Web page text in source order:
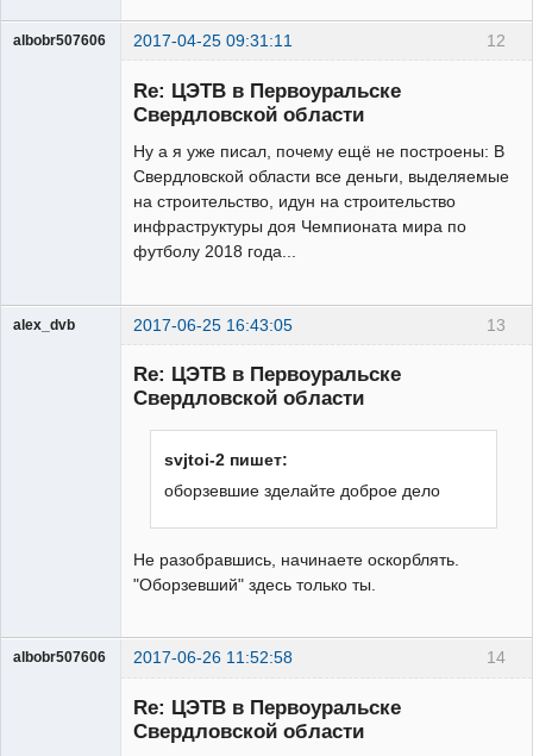
12
albobr507606 2017-04-25 09:31:11
Re: ЦЭТВ в Первоуральске
Свердловской области
Ну а я уже писал, почему ещё не построены: В
Свердловской области все деньги, выделяемые
на строительство, идун на строительство
инфраструктуры доя Чемпионата мира по
футболу 2018 года...
13
alex_dvb 2017-06-25 16:43:05
Re: ЦЭТВ в Первоуральске
Свердловской области
svjtoi-2 пишет:
оборзевшие зделайте доброе дело
Не разобравшись, начинаете оскорблять.
"Оборзевший" здесь только ты.
14
albobr507606 2017-06-26 11:52:58
Re: ЦЭТВ в Первоуральске
Свердловской области